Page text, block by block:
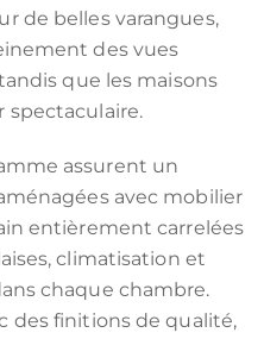
de belles varangues,
des vues
que les maisons
spectaculaire.
assurent un
avec mobilier
entièrement carrelées
climatisation et
chaque chambre.
des finitions de qualité,